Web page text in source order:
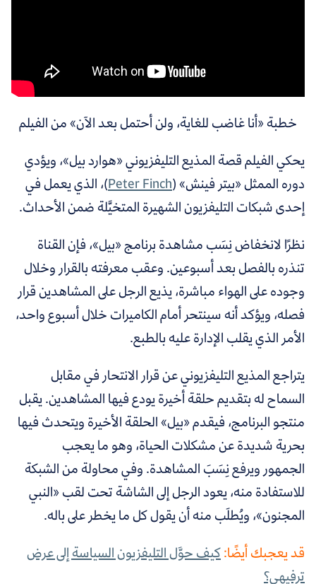
خطبة «أنا غاضب للغاية، ولن أحتمل بعد الآن» من الفيلم
يحكي الفيلم قصة المذيع التليفزيوني «هوارد بيل»، ويؤدي
دوره الممثل «بيتر فينش»(
Peter Finch
)، الذي يعمل في
إحدى شبكات التليفزيون الشهيرة المتخيَّلة ضمن الأحداث.
نظرًا لانخفاض نِسَب مشاهدة برنامج «بيل»، فإن القناة
تنذره بالفصل بعد أسبوعين. وعقب معرفته بالقرار وخلال
وجوده على الهواء مباشرة، يذيع الرجل على المشاهدين قرار
فصله، ويؤكد أنه سينتحر أمام الكاميرات خلال أسبوع واحد،
الأمر الذي يقلب الإدارة عليه بالطبع.
يتراجع المذيع التليفزيوني عن قرار الانتحار في مقابل
السماح له بتقديم حلقة أخيرة يودع فيها المشاهدين. يقبل
منتجو البرنامج، فيقدم «بيل» الحلقة الأخيرة ويتحدث فيها
بحرية شديدة عن مشكلات الحياة، وهو ما يعجب
الجمهور ويرفع نِسَبَ المشاهدة. وفي محاولة من الشبكة
للاستفادة منه، يعود الرجل إلى الشاشة تحت لقب «النبي
المجنون»، ويُطلَب منه أن يقول كل ما يخطر على باله.
قد يعجبك أيضًا:كيف حوَّل التليفزيون السياسة إلى عرض
ترفيهي؟